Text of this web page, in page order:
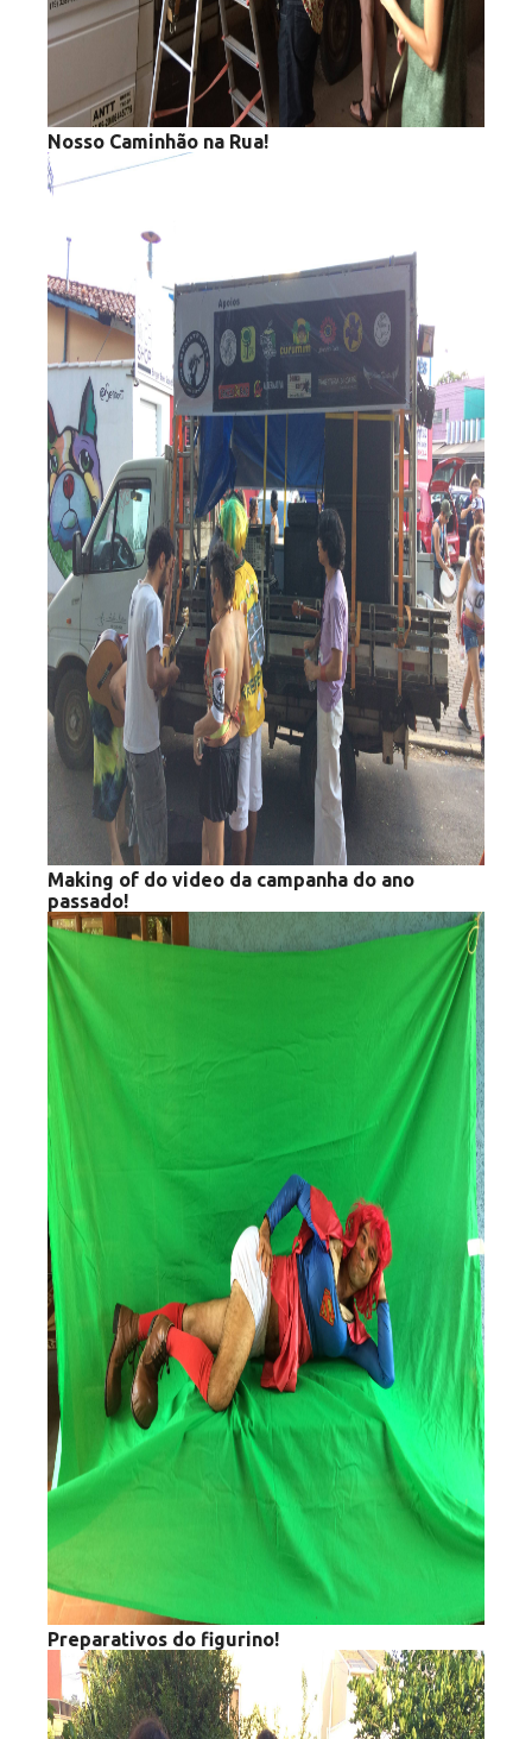
Nosso Caminhão na Rua!
Making of do video da campanha do ano
passado!
Preparativos do figurino!